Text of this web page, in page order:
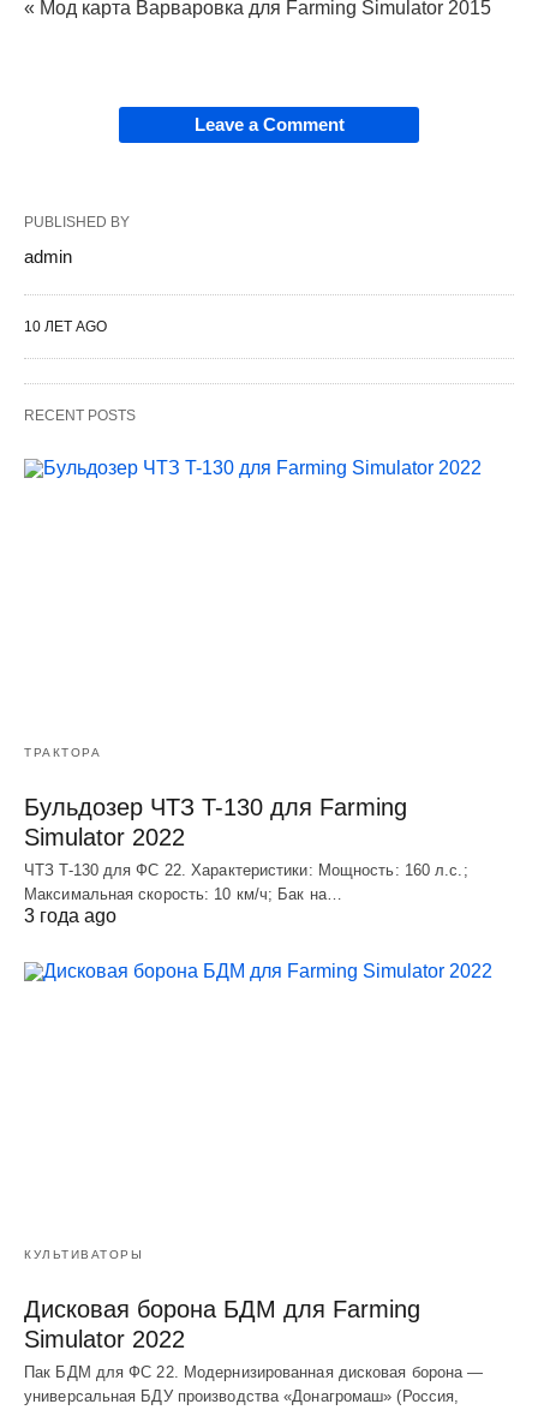
« Мод карта Варваровка для Farming Simulator 2015
Leave a Comment
PUBLISHED BY
admin
10 ЛЕТ AGO
RECENT POSTS
ТРАКТОРА
Бульдозер ЧТЗ T-130 для Farming
Simulator 2022
ЧТЗ T-130 для ФС 22. Характеристики: Мощноcть: 160 л.c.;
Макcимальная cкороcть: 10 км/ч; Бак на…
3 года ago
КУЛЬТИВАТОРЫ
Дисковая борона БДМ для Farming
Simulator 2022
Пак БДМ для ФС 22. Модернизированная дисковая борона —
универсальная БДУ производства «Донагромаш» (Россия,